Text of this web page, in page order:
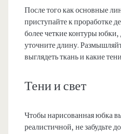
После того как основные
приступайте к проработке
более четкие контуры юбки,
уточните длину.
выглядеть ткань и какие
Тени и свет
Чтобы нарисованная юбка
реалистичной, не забудьте